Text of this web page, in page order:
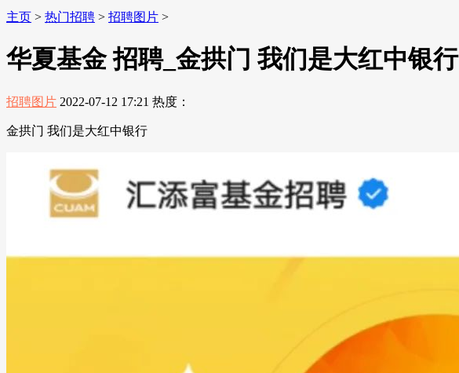
主页 > 热门招聘 > 招聘图片 >
华夏基金 招聘_金拱门 我们是大红中银行
招聘图片 2022-07-12 17:21 热度：
金拱门 我们是大红中银行